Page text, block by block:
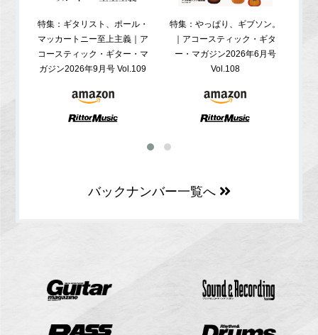
特集：ギタリスト、ポール・
マッカートニー至上主義｜ア
コースティック・ギター・マ
ガジン2026年9月号 Vol.109
特集：やっぱり、ギブソン。
｜アコースティック・ギタ
ー・マガジン2026年6月号
Vol.108
バックナンバー一覧へ